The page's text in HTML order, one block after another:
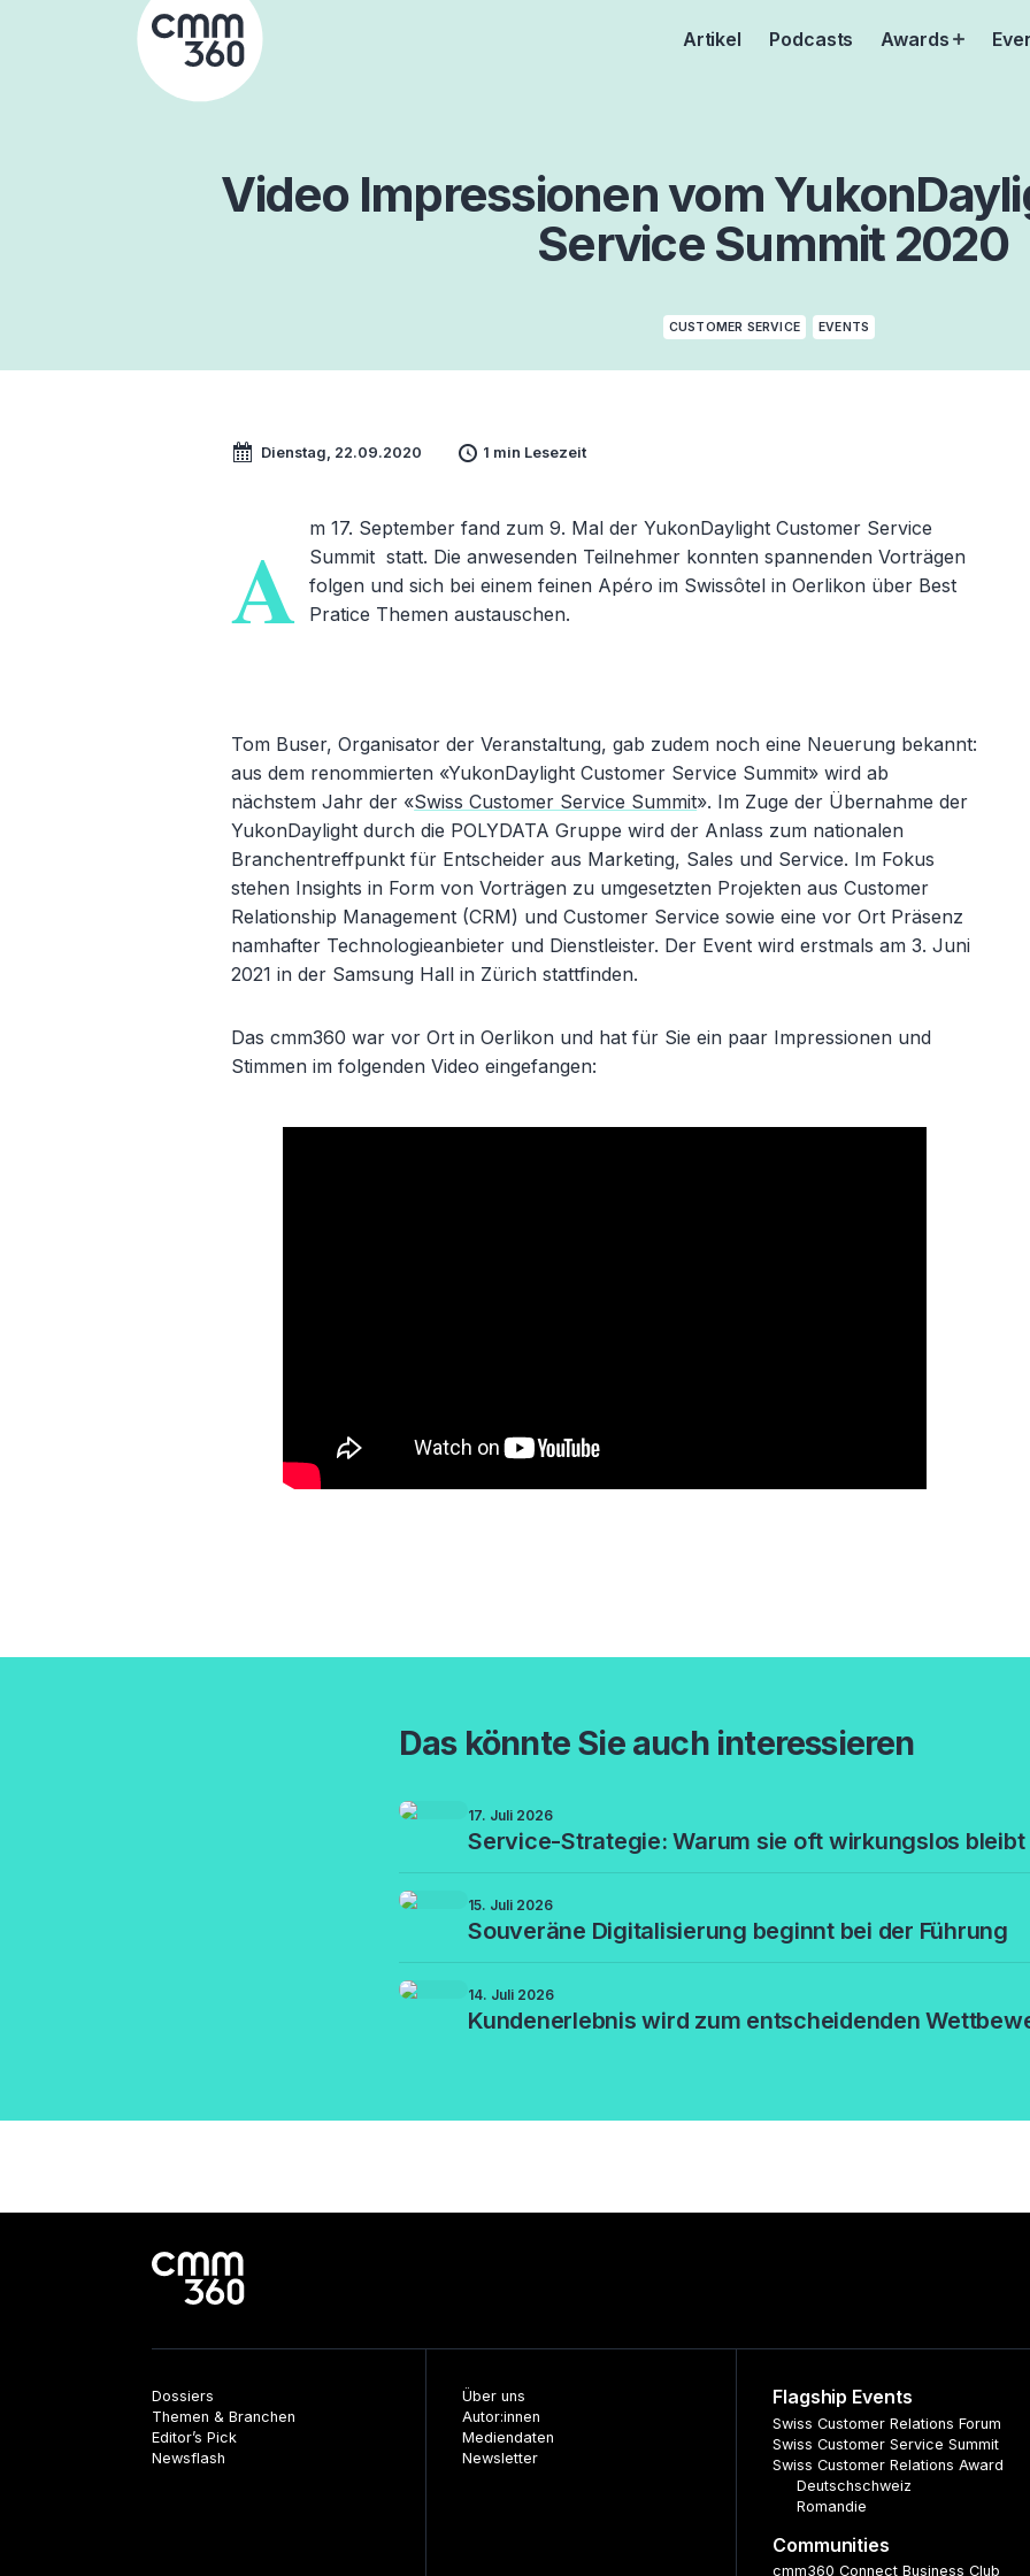
Artikel Podcasts Awards Open
Video Impressionen vom
Service Summit 2020
CUSTOMER SERVICE EVENTS
Dienstag, 22.09.2020 1 min Lesezeit
A
m 17. September fand zum 9. Mal der YukonDaylight Customer Service
Summit statt. Die anwesenden Teilnehmer konnten spannenden Vorträgen
folgen und sich bei einem feinen Apéro im Swissôtel in Oerlikon über Best
Pratice Themen austauschen.
Tom Buser, Organisator der Veranstaltung, gab zudem noch eine Neuerung bekannt:
aus dem renommierten «YukonDaylight Customer Service Summit» wird ab
nächstem Jahr der «Swiss Customer Service Summit». Im Zuge der Übernahme der
YukonDaylight durch die POLYDATA Gruppe wird der Anlass zum nationalen
Branchentreffpunkt für Entscheider aus Marketing, Sales und Service. Im Fokus
stehen Insights in Form von Vorträgen zu umgesetzten Projekten aus Customer
Relationship Management (CRM) und Customer Service sowie eine vor Ort Präsenz
namhafter Technologieanbieter und Dienstleister. Der Event wird erstmals am 3. Juni
2021 in der Samsung Hall in Zürich stattfinden.
Das cmm360 war vor Ort in Oerlikon und hat für Sie ein paar Impressionen und
Stimmen im folgenden Video eingefangen:
Das könnte Sie auch interessieren
17. Juli 2026
Service-Strategie: Warum sie oft wirkungslos bleibt
15. Juli 2026
Souveräne Digitalisierung beginnt bei der Führung
14. Juli 2026
Kundenerlebnis wird zum entscheidenden
Dossiers
Themen & Branchen
Editor’s Pick
Newsflash
Über uns
Autor:innen
Mediendaten
Newsletter
Flagship Events
Swiss Customer Relations Forum
Swiss Customer Service Summit
Swiss Customer Relations Award
Deutschschweiz
Romandie
Communities
cmm360 Connect Business Club